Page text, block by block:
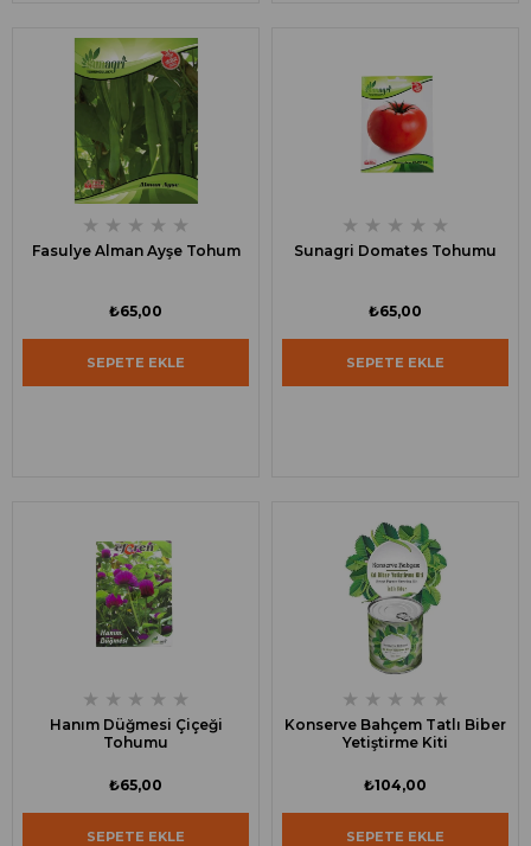
★ ★ ★ ★ ★
Fasulye Alman Ayşe Tohum
₺65,00
SEPETE EKLE
★ ★ ★ ★ ★
Sunagri Domates Tohumu
₺65,00
SEPETE EKLE
★ ★ ★ ★ ★
Hanım Düğmesi Çiçeği
Tohumu
₺65,00
SEPETE EKLE
★ ★ ★ ★ ★
Konserve Bahçem Tatlı Biber
Yetiştirme Kiti
₺104,00
SEPETE EKLE